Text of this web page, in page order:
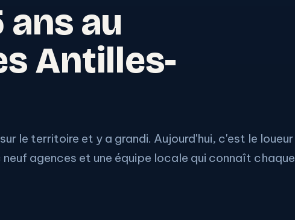
ans au
Antilles-
le territoire et y a grandi. Aujourd'hui, c'est le loueur
agences et une équipe locale qui connaît chaque